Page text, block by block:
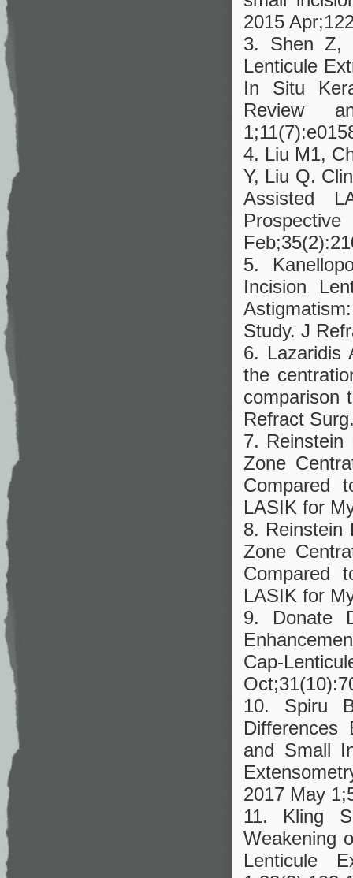
2015
3. Shen Z,
Lenticule
In Situ
Review
4. Liu M1,
Y, Liu Q.
Assisted
5.
Incision
Study. J
6. Lazaridis
the
comparison
Refract
7.
Zone
Compared
LASIK for
8. Reinstein
Zone
Compared
LASIK for
9. Donate
Cap-
10. Spiru
Differences
and Small
2017 May
11. Kling
Weakening
Lenticule